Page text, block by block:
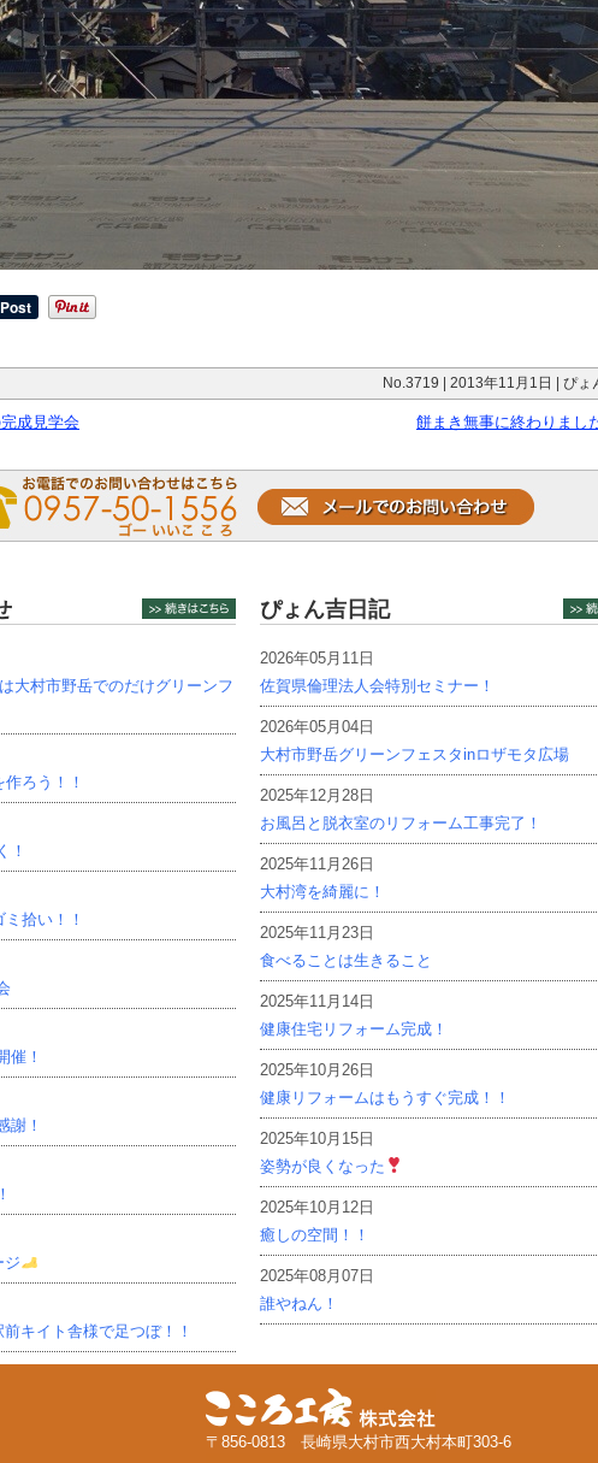
No.3719 | 2013年11月1日 | ぴょ
成見学会 餅まき無事に終わりまし
大村市野岳でのだけグリーンフ
ろう！！
！
拾い！！
催！
謝！
ジ
キイト舎様で足つぼ！！
ぴょん吉日記
2026年05月11日
佐賀県倫理法人会特別セミナー！
2026年05月04日
大村市野岳グリーンフェスタinロザモタ広場
2025年12月28日
お風呂と脱衣室のリフォーム工事完了！
2025年11月26日
大村湾を綺麗に！
2025年11月23日
食べることは生きること
2025年11月14日
健康住宅リフォーム完成！
2025年10月26日
健康リフォームはもうすぐ完成！！
2025年10月15日
姿勢が良くなった
2025年10月12日
癒しの空間！！
2025年08月07日
誰やねん！
〒856-0813 長崎県大村市西大村本町303-6